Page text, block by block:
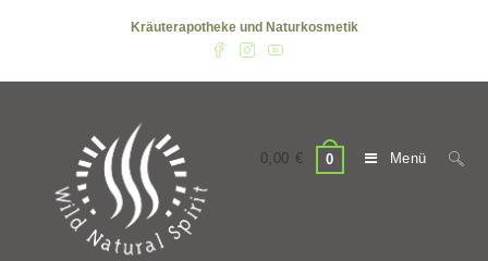
Kräuterapotheke und Naturkosmetik
0,00 € 0 Menü